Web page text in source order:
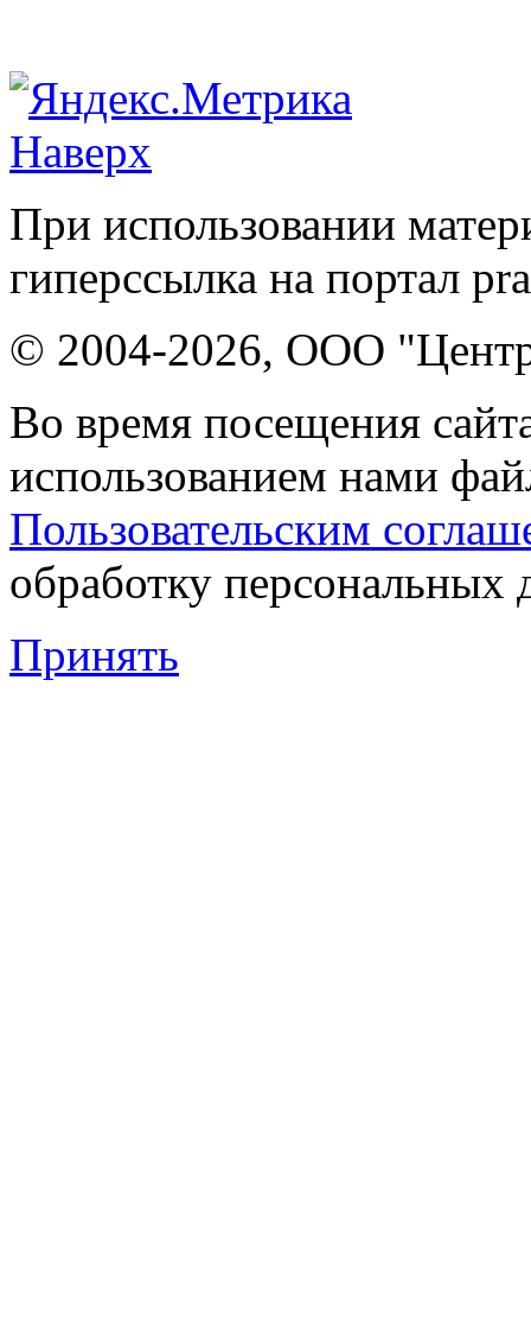
Наверх
При использовании
гиперссылка на портал
© 2004-2026, ООО "Центр
Во время посещения
использованием нами
Пользовательским
обработку персональных
Принять